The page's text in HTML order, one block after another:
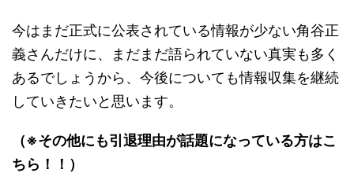
今はまだ正式に公表されている情報が少ない角谷正
義さんだけに、まだまだ語られていない真実も多く
あるでしょうから、今後についても情報収集を継続
していきたいと思います。
（※その他にも引退理由が話題になっている方はこ
ちら！！）